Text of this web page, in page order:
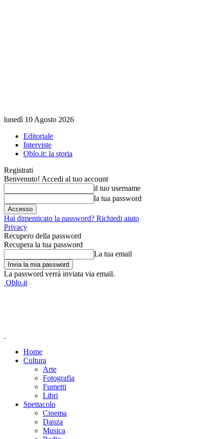
lunedì 10 Agosto 2026
Editoriale
Interviste
Oblo.it: la storia
Registrati
Benvenuto! Accedi al tuo account
il tuo username
la tua password
Hai dimenticato la password? Richiedi aiuto
Privacy
Recupero della password
Recupera la tua password
La tua email
La password verrà inviata via email.
Oblo.it
Home
Cultura
Arte
Fotografia
Fumetti
Libri
Spettacolo
Cinema
Danza
Musica